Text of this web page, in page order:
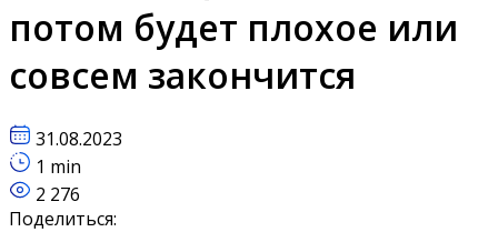
потом будет плохое или
совсем закончится
31.08.2023
1 min
2 276
Поделиться: